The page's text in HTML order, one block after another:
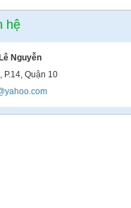
hệ
Nguyễn
P.14, Quận 10